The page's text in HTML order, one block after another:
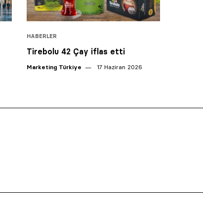
HABERLER
Tirebolu 42 Çay iflas etti
Marketing Türkiye 17 Haziran 2026